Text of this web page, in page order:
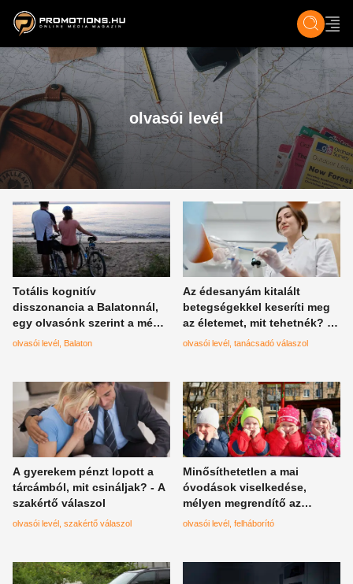
ZENE, FILM & KULT ÉLET TECH &
olvasói levél
Totális kognitív
disszonancia a Balatonnál,
egy olvasónk szerint a média
hazudik
olvasói levél Balaton
Az édesanyám kitalált
betegségekkel keseríti meg
az életemet, mit tehetnék? -
A tanáccsadó válaszol
olvasói levél tanácsadó válaszol
A gyerekem pénzt lopott a
tárcámból, mit csináljak? - A
szakértő válaszol
olvasói levél szakértő válaszol
Minősíthetetlen a mai
óvodások viselkedése,
mélyen megrendítő az
édesanya vallomása
olvasói levél felháborító